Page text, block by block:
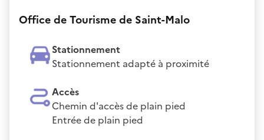
Office de Tourisme de Saint-Malo
Stationnement
Stationnement adapté à proximité
Accès
Chemin d'accès de plain pied
Entrée de plain pied